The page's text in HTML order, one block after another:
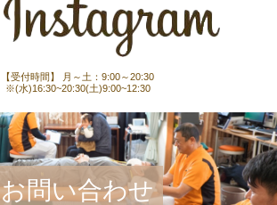
【受付時間】 月～土：9:00～20:30
※(水)16:30~20:30(土)9:00~12:30
お問い合わせ